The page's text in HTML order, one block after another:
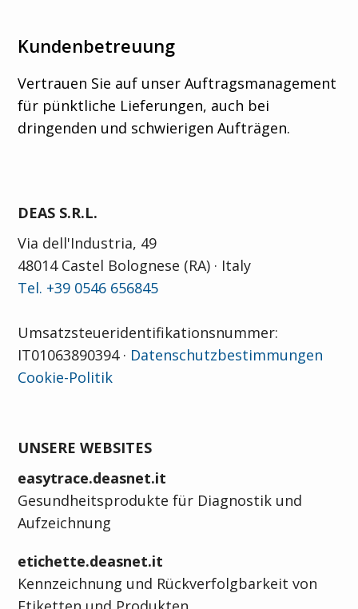
Kundenbetreuung
Vertrauen Sie auf unser Auftragsmanagement
für pünktliche Lieferungen, auch bei
dringenden und schwierigen Aufträgen.
DEAS S.R.L.
Via dell'Industria, 49
48014 Castel Bolognese (RA) · Italy
Tel. +39 0546 656845
Umsatzsteueridentifikationsnummer:
IT01063890394 · Datenschutzbestimmungen
Cookie-Politik
UNSERE WEBSITES
easytrace.deasnet.it
Gesundheitsprodukte für Diagnostik und
Aufzeichnung
etichette.deasnet.it
Kennzeichnung und Rückverfolgbarkeit von